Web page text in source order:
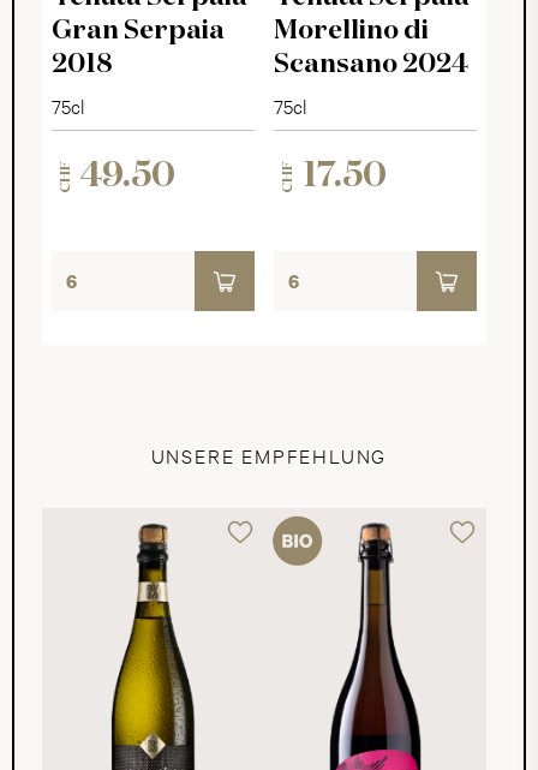
Gran Serpaia
2018
75cl
CHF 49.50
Morellino di
Scansano 2024
75cl
CHF 17.50
UNSERE EMPFEHLUNG